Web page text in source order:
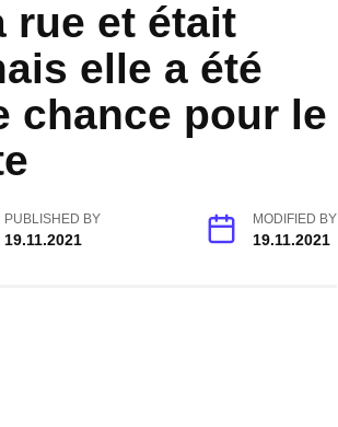
rue et était
elle a été
chance pour le
PUBLISHED BY
19.11.2021
MODIFIED BY
19.11.2021